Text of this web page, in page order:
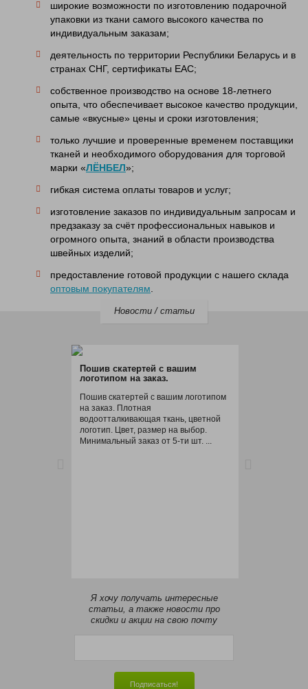
широкие возможности по изготовлению подарочной
упаковки из ткани самого высокого качества по
индивидуальным заказам;
деятельность по территории Республики Беларусь и в
странах СНГ, сертификаты EAC;
собственное производство на основе 18-летнего
опыта, что обеспечивает высокое качество продукции,
самые «вкусные» цены и сроки изготовления;
только лучшие и проверенные временем поставщики
тканей и необходимого оборудования для торговой
марки «ЛЁНБЕЛ»;
гибкая система оплаты товаров и услуг;
изготовление заказов по индивидуальным запросам и
предзаказу за счёт профессиональных навыков и
огромного опыта, знаний в области производства
швейных изделий;
предоставление готовой продукции с нашего склада
оптовым покупателям
Новости / статьи
Пошив скатертей с вашим
логотипом на заказ.
Пошив скатертей с вашим логотипом
на заказ. Плотная
водоотталкивающая ткань, цветной
логотип. Цвет, размер на выбор.
Минимальный заказ от 5-ти шт. ...
Я хочу получать интересные
статьи, а также новости про
скидки и акции на свою почту
Подписаться!